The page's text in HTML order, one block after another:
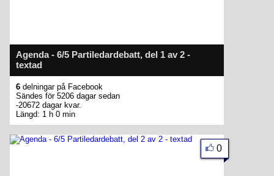
Agenda - 6/5 Partiledardebatt, del 1 av 2 -
textad
6 delningar på Facebook
Sändes för 5206 dagar sedan
-20672 dagar kvar.
Längd: 1 h 0 min
0